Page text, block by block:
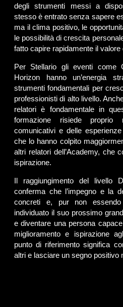
degli strumenti messi a
stesso è entrato senza sapere
ma il clima positivo, le
le possibilità di crescita
fatto capire rapidamente il valore
Per Stellario gli eventi come
Horizon hanno un’energia
strumenti fondamentali per
professionisti di alto livello.
relatori è fondamentale in
formazione risiede
comunicativi e delle
che lo hanno colpito
altri relatori dell’Academy, che
ispirazione.
Il raggiungimento del livello
conferma che l’impegno e la
concreti e, pur non
individuato il suo prossimo
e diventare una persona
miglioramento e ispirazione
punto di riferimento significa
altri e lasciare un segno positivo